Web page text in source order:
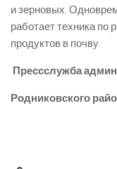
и зерновых.
работает техника по
продуктов в почву.
Пресс­служба
Родниковского